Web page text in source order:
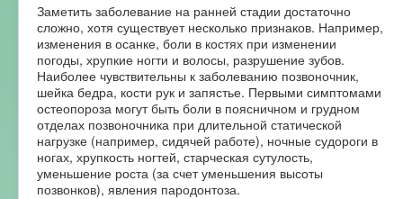
Заметить заболевание на ранней стадии достаточно
сложно, хотя существует несколько признаков. Например,
изменения в осанке, боли в костях при изменении
погоды, хрупкие ногти и волосы, разрушение зубов.
Наиболее чувствительны к заболеванию позвоночник,
шейка бедра, кости рук и запястье. Первыми симптомами
остеопороза могут быть боли в поясничном и грудном
отделах позвоночника при длительной статической
нагрузке (например, сидячей работе), ночные судороги в
ногах, хрупкость ногтей, старческая сутулость,
уменьшение роста (за счет уменьшения высоты
позвонков), явления пародонтоза.